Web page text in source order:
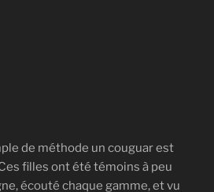
de méthode un couguar est
filles ont été témoins à peu
écouté chaque gamme, et vu